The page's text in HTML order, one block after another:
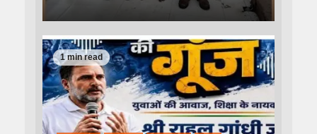
1 min read